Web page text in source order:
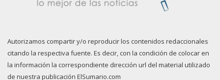
Autorizamos compartir y/o reproducir los contenidos redaccionales
citando la respectiva fuente. Es decir, con la condición de colocar en
la información la correspondiente dirección url del material utilizado
de nuestra publicación ElSumario.com